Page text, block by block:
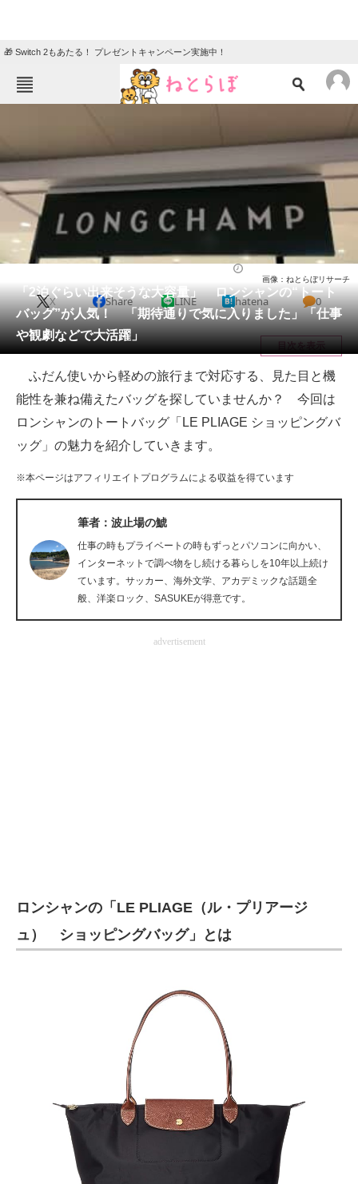
🎁 Switch 2もあたる！ プレゼントキャンペーン実施中！
エンタメ
グルメ
住まい 教育・育児
リサーチ
会員記事
メディア
注目記事を集めた総合ページ
ITの今と未来を見通す
スマホと通信の最新トレンド
ビジネスと働き方のヒント
AI活用のいまが分かる
企業ITのトレンドを詳説
電子設計の基本と応用
エネルギーの専門メディア
ちょっと気になるネットの話題
「2泊ぐらい出来そうな大容量」 ロンシャンの“トート
バッグ”が人気！ 「期待通りで気に入りました」「仕事
や観劇などで大活躍」
画像：ねとらぼリサーチ
X Share LINE hatena 0
目次を表示
ふだん使いから軽めの旅行まで対応する、見た目と機
能性を兼ね備えたバッグを探していませんか？ 今回は
ロンシャンのトートバッグ「LE PLIAGE ショッピングバ
ッグ」の魅力を紹介していきます。
※本ページはアフィリエイトプログラムによる収益を得ています
筆者：波止場の鯱
仕事の時もプライベートの時もずっとパソコンに向かい、
インターネットで調べ物をし続ける暮らしを10年以上続け
ています。サッカー、海外文学、アカデミックな話題全
般、洋楽ロック、SASUKEが得意です。
advertisement
ロンシャンの「LE PLIAGE（ル・プリアージ
ュ） ショッピングバッグ」とは